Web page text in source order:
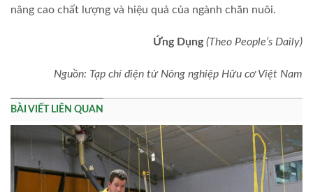
nâng cao chất lượng và hiệu quả của ngành chăn nuôi.
Ứng Dụng (Theo People’s Daily)
Nguồn: Tạp chí điện tử Nông nghiệp Hữu cơ Việt Nam
BÀI VIẾT LIÊN QUAN